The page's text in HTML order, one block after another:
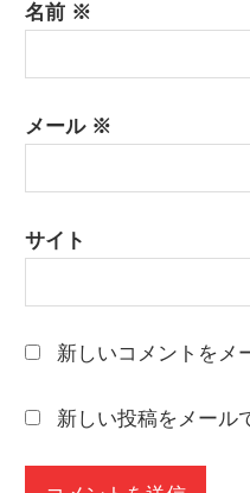
名前 ※
メール ※
サイト
新しいコメントをメ
新しい投稿をメール